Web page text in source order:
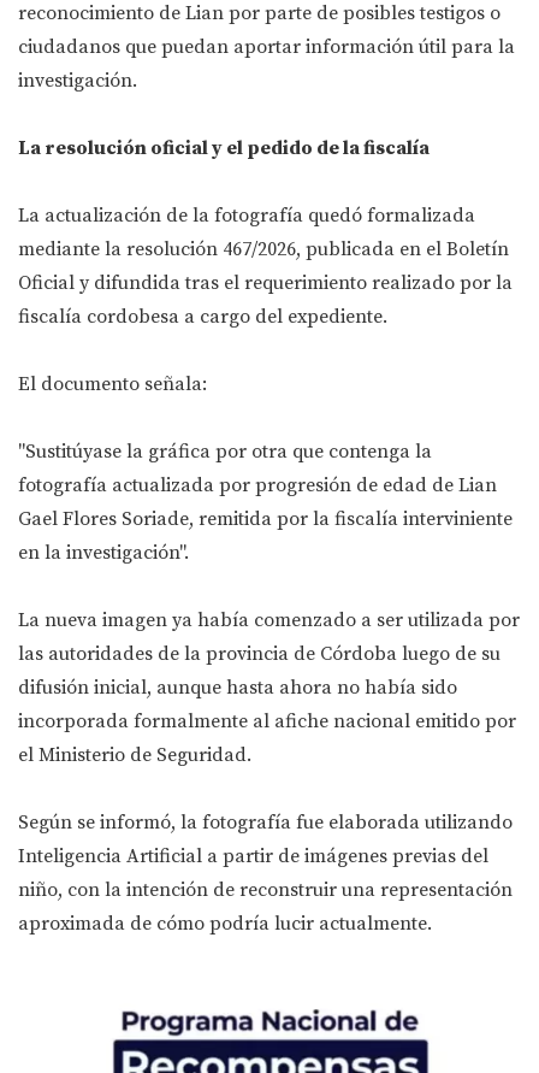
reconocimiento de Lian por parte de posibles testigos o
ciudadanos que puedan aportar información útil para la
investigación.
La resolución oficial y el pedido de la fiscalía
La actualización de la fotografía quedó formalizada
mediante la resolución 467/2026, publicada en el Boletín
Oficial y difundida tras el requerimiento realizado por la
fiscalía cordobesa a cargo del expediente.
El documento señala:
"Sustitúyase la gráfica por otra que contenga la
fotografía actualizada por progresión de edad de Lian
Gael Flores Soriade, remitida por la fiscalía interviniente
en la investigación".
La nueva imagen ya había comenzado a ser utilizada por
las autoridades de la provincia de Córdoba luego de su
difusión inicial, aunque hasta ahora no había sido
incorporada formalmente al afiche nacional emitido por
el Ministerio de Seguridad.
Según se informó, la fotografía fue elaborada utilizando
Inteligencia Artificial a partir de imágenes previas del
niño, con la intención de reconstruir una representación
aproximada de cómo podría lucir actualmente.